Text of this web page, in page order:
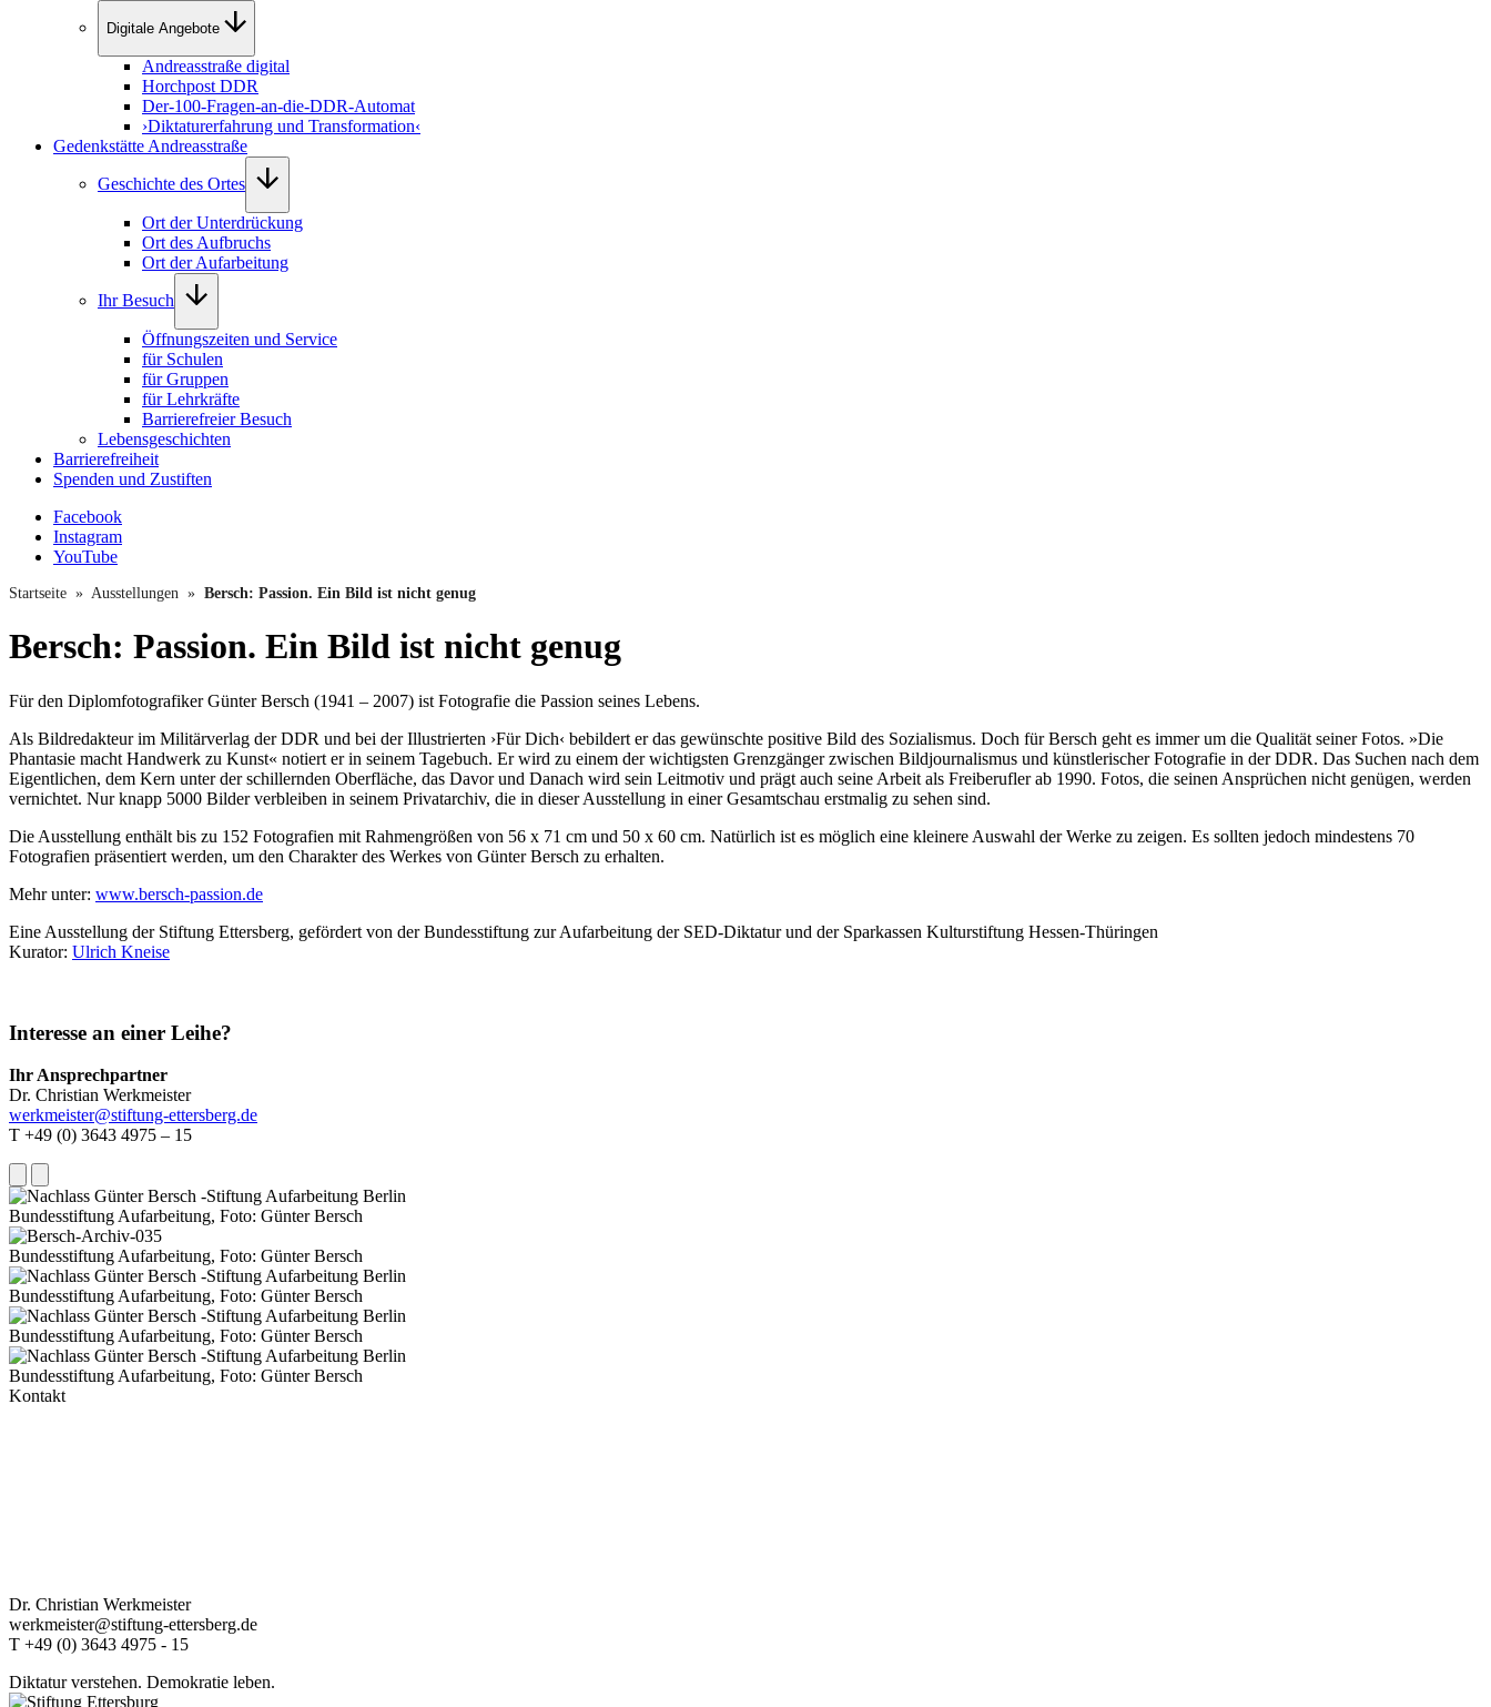
Digitale Angebote
Andreasstraße digital
Horchpost DDR
Der-100-Fragen-an-die-DDR-Automat
›Diktaturerfahrung und Transformation‹
Gedenkstätte Andreasstraße
Geschichte des Ortes
Ort der Unterdrückung
Ort des Aufbruchs
Ort der Aufarbeitung
Ihr Besuch
Öffnungszeiten und Service
für Schulen
für Gruppen
für Lehrkräfte
Barrierefreier Besuch
Lebensgeschichten
Barrierefreiheit
Spenden und Zustiften
Facebook
Instagram
YouTube
Startseite » Ausstellungen » Bersch: Passion. Ein Bild ist nicht genug
Bersch: Passion. Ein Bild ist nicht genug
Für den Diplomfotografiker Günter Bersch (1941 – 2007) ist Fotografie die Passion seines Lebens.
Als Bildredakteur im Militärverlag der DDR und bei der Illustrierten ›Für Dich‹ bebildert er das gewünschte positive Bild des Sozialismus. Doch für Bersch geht es immer um die Qualität seiner Fotos. »Die
Phantasie macht Handwerk zu Kunst« notiert er in seinem Tagebuch. Er wird zu einem der wichtigsten Grenzgänger zwischen Bildjournalismus und künstlerischer Fotografie in der DDR. Das Suchen nach dem
Eigentlichen, dem Kern unter der schillernden Oberfläche, das Davor und Danach wird sein Leitmotiv und prägt auch seine Arbeit als Freiberufler ab 1990. Fotos, die seinen Ansprüchen nicht genügen, werden
vernichtet. Nur knapp 5000 Bilder verbleiben in seinem Privatarchiv, die in dieser Ausstellung in einer Gesamtschau erstmalig zu sehen sind.
Die Ausstellung enthält bis zu 152 Fotografien mit Rahmengrößen von 56 x 71 cm und 50 x 60 cm. Natürlich ist es möglich eine kleinere Auswahl der Werke zu zeigen. Es sollten jedoch mindestens 70
Fotografien präsentiert werden, um den Charakter des Werkes von Günter Bersch zu erhalten.
Mehr unter: www.bersch-passion.de
Eine Ausstellung der Stiftung Ettersberg, gefördert von der Bundesstiftung zur Aufarbeitung der SED-Diktatur und der Sparkassen Kulturstiftung Hessen-Thüringen
Kurator: Ulrich Kneise
Interesse an einer Leihe?
Ihr Ansprechpartner
Dr. Christian Werkmeister
werkmeister@stiftung-ettersberg.de
T +49 (0) 3643 4975 – 15
Bundesstiftung Aufarbeitung, Foto: Günter Bersch
Bundesstiftung Aufarbeitung, Foto: Günter Bersch
Bundesstiftung Aufarbeitung, Foto: Günter Bersch
Bundesstiftung Aufarbeitung, Foto: Günter Bersch
Bundesstiftung Aufarbeitung, Foto: Günter Bersch
Kontakt
Dr. Christian Werkmeister
werkmeister@stiftung-ettersberg.de
T +49 (0) 3643 4975 - 15
Diktatur verstehen. Demokratie leben.